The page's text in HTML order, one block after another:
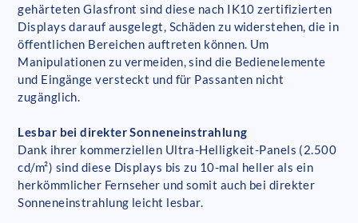
gehärteten Glasfront sind diese nach IK10 zertifizierten
Displays darauf ausgelegt, Schäden zu widerstehen, die in
öffentlichen Bereichen auftreten können. Um
Manipulationen zu vermeiden, sind die Bedienelemente
und Eingänge versteckt und für Passanten nicht
zugänglich.
Lesbar bei direkter Sonneneinstrahlung
Dank ihrer kommerziellen Ultra-Helligkeit-Panels (2.500
cd/m²) sind diese Displays bis zu 10-mal heller als ein
herkömmlicher Fernseher und somit auch bei direkter
Sonneneinstrahlung leicht lesbar.